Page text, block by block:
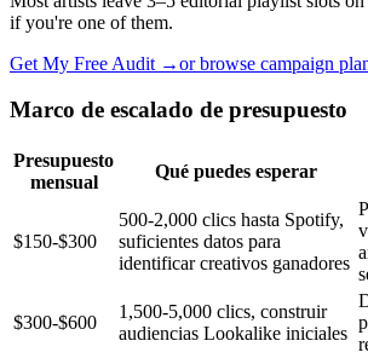
if you're one of them.
Get My Free Audit →or browse campaign
Marco de escalado de presupuesto
Presupuesto
mensual
Qué puedes esperar
$150-$300
500-2,000 clics hasta Spotify,
suficientes datos para
identificar creativos ganadores
$300-$600
1,500-5,000 clics, construir
audiencias Lookalike iniciales